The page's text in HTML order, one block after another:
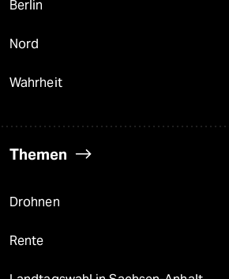
Berlin
Nord
Wahrheit
Themen
Drohnen
Rente